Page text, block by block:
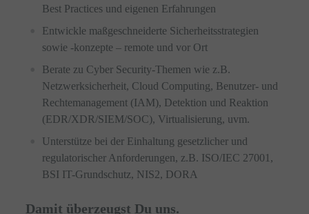
Best Practices und eigenen Erfahrungen
Entwickle maßgeschneiderte Sicherheitsstrategien
sowie -konzepte – remote und vor Ort
Berate zu Cyber Security-Themen wie z.B.
Netzwerksicherheit, Cloud Computing, Benutzer- und
Rechtemanagement (IAM), Detektion und Reaktion
(EDR/XDR/SIEM/SOC), Virtualisierung, uvm.
Unterstütze bei der Einhaltung gesetzlicher und
regulatorischer Anforderungen, z.B. ISO/IEC 27001,
BSI IT-Grundschutz, NIS2, DORA
Damit überzeugst Du uns.